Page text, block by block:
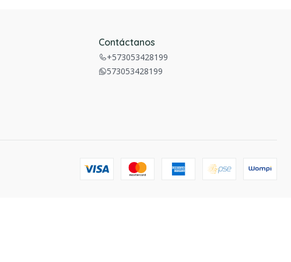
Contáctanos
+573053428199
573053428199